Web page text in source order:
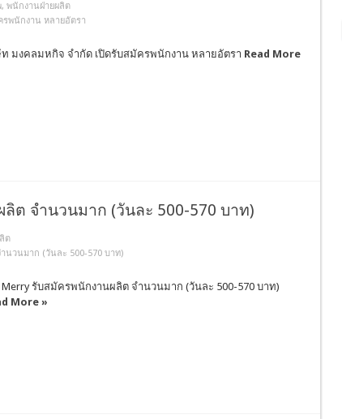
, พนักงานฝ่ายผลิต
พนักงาน หลายอัตรา
มงคลมหกิจ จำกัด เปิดรับสมัครพนักงาน หลายอัตรา Read More
ต จำนวนมาก (วันละ 500-570 บาท)
ต
นวนมาก (วันละ 500-570 บาท)
Merry รับสมัครพนักงานผลิต จำนวนมาก (วันละ 500-570 บาท)
More »